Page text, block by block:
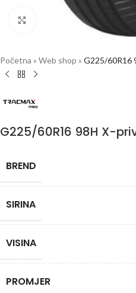
Click to enlarge
Početna » Web shop » G225/60R16
G225/60R16 98H X-
BREND
SIRINA
VISINA
PROMJER